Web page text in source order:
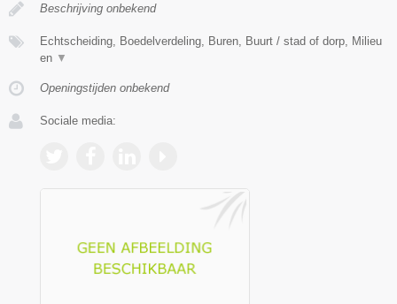
Beschrijving onbekend
Echtscheiding, Boedelverdeling, Buren, Buurt / stad of dorp, Milieu
en ▼
Openingstijden onbekend
Sociale media: